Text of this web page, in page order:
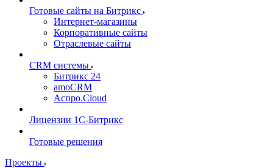
Готовые сайты на Битрикс
Интернет-магазины
Корпоративные сайты
Отраслевые сайты
CRM системы
Битрикс 24
amoCRM
Аспро.Cloud
Лицензии 1С-Битрикс
Готовые решения
Проекты